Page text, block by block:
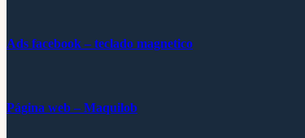
Ads facebook – teclado magnetico
Página web – Maquilob